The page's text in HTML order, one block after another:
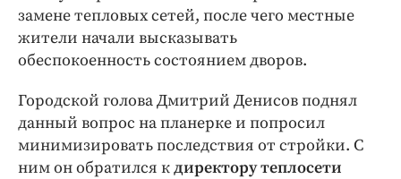
замене тепловых сетей, после чего местные
жители начали высказывать
обеспокоенность состоянием дворов.
Городской голова Дмитрий Денисов поднял
данный вопрос на планерке и попросил
минимизировать последствия от стройки. С
ним он обратился кдиректору теплосети